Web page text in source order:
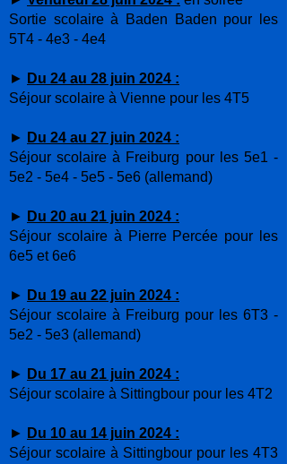
Sortie scolaire à Baden Baden pour les
5T4 - 4e3 - 4e4
► Du 24 au 28 juin 2024 :
Séjour scolaire à Vienne pour les 4T5
► Du 24 au 27 juin 2024 :
Séjour scolaire à Freiburg pour les 5e1 -
5e2 - 5e4 - 5e5 - 5e6 (allemand)
► Du 20 au 21 juin 2024 :
Séjour scolaire à Pierre Percée pour les
6e5 et 6e6
► Du 19 au 22 juin 2024 :
Séjour scolaire à Freiburg pour les 6T3 -
5e2 - 5e3 (allemand)
► Du 17 au 21 juin 2024 :
Séjour scolaire à Sittingbour pour les 4T2
► Du 10 au 14 juin 2024 :
Séjour scolaire à Sittingbour pour les 4T3